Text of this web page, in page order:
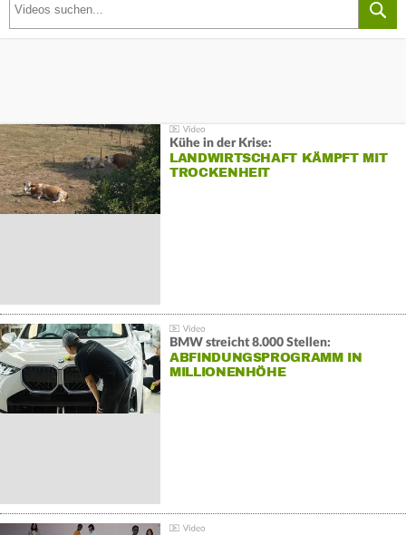
Kühe in der Krise:
LANDWIRTSCHAFT KÄMPFT MIT
TROCKENHEIT
BMW streicht 8.000 Stellen:
ABFINDUNGSPROGRAMM IN
MILLIONENHÖHE